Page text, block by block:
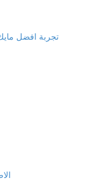
تجربة افضل مايك